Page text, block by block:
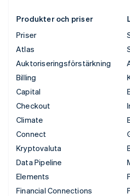
Produkter och priser
Priser
Atlas
Auktoriseringsförstärkning
Billing
Capital
Checkout
Climate
Connect
Kryptovaluta
Data Pipeline
Elements
Financial Connections